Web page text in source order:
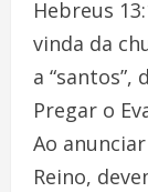
Hebreus
vinda da
a “santos”,
Pregar o
Ao
Reino,